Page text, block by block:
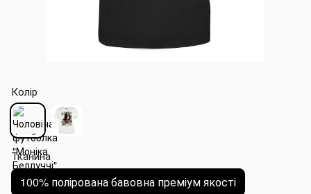
Колір
Тканина
100% полірована бавовна преміум якості